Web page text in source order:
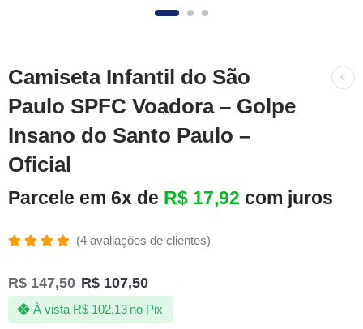
Camiseta Infantil do São
Paulo SPFC Voadora – Golpe
Insano do Santo Paulo –
Oficial
Parcele em 6x de R$ 17,92 com juros
5.00de 5,
com
baseado
em
(4avaliações de clientes)
R$147,50 R$ 107,50
À vista R$102,13 no Pix